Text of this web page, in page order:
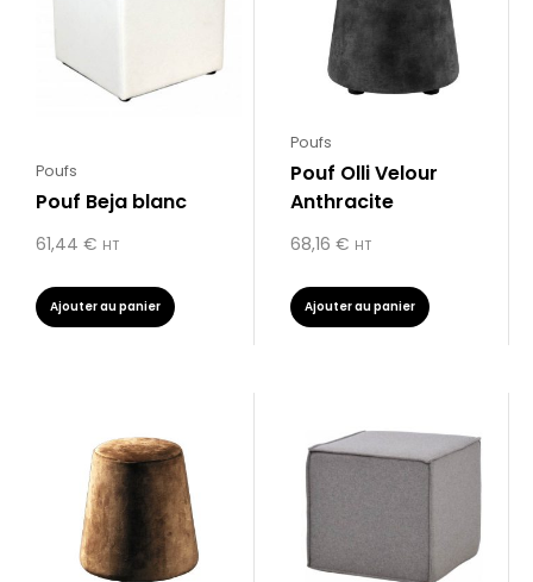
Poufs
Pouf Beja blanc
61,44 € HT
Ajouter au panier
Poufs
Pouf Olli Velour
Anthracite
68,16 € HT
Ajouter au panier